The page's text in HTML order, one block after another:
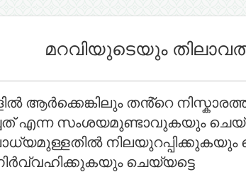
മറവിയുടെയും
ആർക്കെങ്കിലും തൻ്റെ
എന്ന സംശയമുണ്ടാവുകയും
ചെയ്യട്ടെ